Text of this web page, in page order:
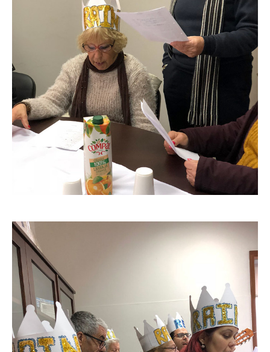
SECRETARIA
CANÍDEOS
CEMITÉRIO
RECENSEAMENTO ELEITORAL
ATESTADOS
VENDA AMBULANTE
EMPREGO (GIP)
APOIO AOS DESEMPREGADOS
APOIO ÀS EMPRESAS
OFERTAS DE EMPREGO
CONTACTO E HORÁRIO GIP
CONTACTOS